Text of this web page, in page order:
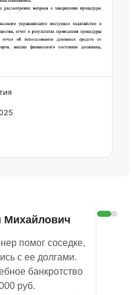
Михайлович
помог соседке,
с ее долгами.
банкротство
руб.